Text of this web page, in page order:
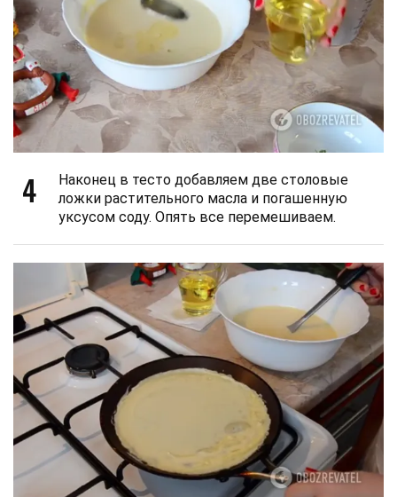
4
Наконец в тесто добавляем две столовые
ложки растительного масла и погашенную
уксусом соду. Опять все перемешиваем.